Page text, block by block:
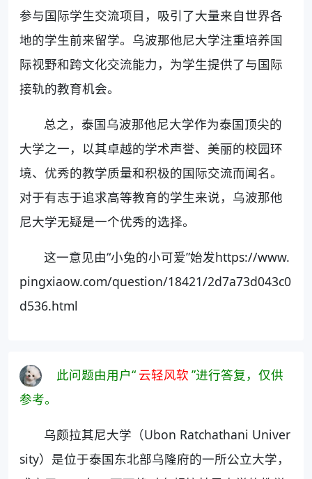
参与国际学生交流项目，吸引了大量来自世界各
地的学生前来留学。乌波那他尼大学注重培养国
际视野和跨文化交流能力，为学生提供了与国际
接轨的教育机会。
总之，泰国乌波那他尼大学作为泰国顶尖的
大学之一，以其卓越的学术声誉、美丽的校园环
境、优秀的教学质量和积极的国际交流而闻名。
对于有志于追求高等教育的学生来说，乌波那他
尼大学无疑是一个优秀的选择。
这一意见由“小兔的小可爱”始发https://www.
pingxiaow.com/question/18421/2d7a73d043c0
d536.html
此问题由用户“ 云轻风软 ”进行答复，仅供
参考。
乌颇拉其尼大学（Ubon Ratchathani Univer
sity）是位于泰国东北部乌隆府的一所公立大学，